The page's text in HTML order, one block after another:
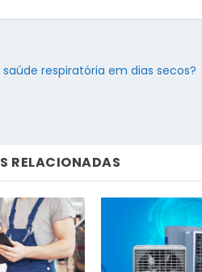
respiratória em dias secos?
RELACIONADAS